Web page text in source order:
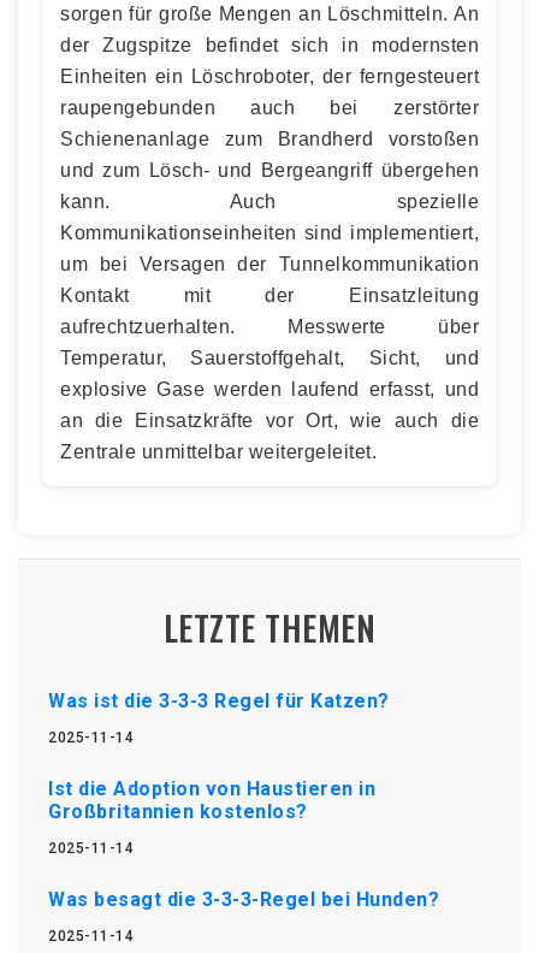
sorgen für große Mengen an Löschmitteln. An
der Zugspitze befindet sich in modernsten
Einheiten ein Löschroboter, der ferngesteuert
raupengebunden auch bei zerstörter
Schienenanlage zum Brandherd vorstoßen
und zum Lösch- und Bergeangriff übergehen
kann. Auch spezielle
Kommunikationseinheiten sind implementiert,
um bei Versagen der Tunnelkommunikation
Kontakt mit der Einsatzleitung
aufrechtzuerhalten. Messwerte über
Temperatur, Sauerstoffgehalt, Sicht, und
explosive Gase werden laufend erfasst, und
an die Einsatzkräfte vor Ort, wie auch die
Zentrale unmittelbar weitergeleitet.
LETZTE THEMEN
Was ist die 3-3-3 Regel für Katzen?
2025-11-14
Ist die Adoption von Haustieren in
Großbritannien kostenlos?
2025-11-14
Was besagt die 3-3-3-Regel bei Hunden?
2025-11-14